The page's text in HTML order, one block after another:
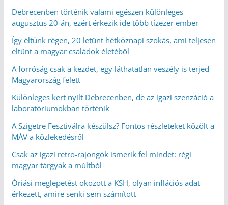
Debrecenben történik valami egészen különleges
augusztus 20-án, ezért érkezik ide több tízezer ember
Így éltünk régen, 20 letűnt hétköznapi szokás, ami teljesen
eltűnt a magyar családok életéből
A forróság csak a kezdet, egy láthatatlan veszély is terjed
Magyarország felett
Különleges kert nyílt Debrecenben, de az igazi szenzáció a
laboratóriumokban történik
A Szigetre Fesztiválra készülsz? Fontos részleteket közölt a
MÁV a közlekedésről
Csak az igazi retro-rajongók ismerik fel mindet: régi
magyar tárgyak a múltból
Óriási meglepetést okozott a KSH, olyan inflációs adat
érkezett, amire senki sem számított